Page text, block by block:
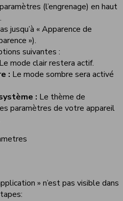
(l’engrenage) en haut
jusqu’à « Apparence de
»).
suivantes :
Le mode clair restera actif.
: Le mode sombre sera activé
: Le thème de
paramètres de votre appareil
» n’est pas visible dans